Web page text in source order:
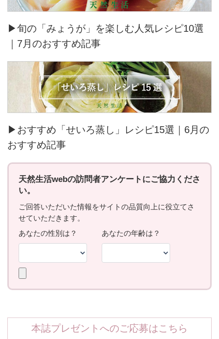
▶旬の「みょうが」を楽しむ人気レシピ10選
｜7月のおすすめ記事
▶おすすめ「せいろ蒸し」レシピ15選｜6月の
おすすめ記事
本誌プレゼントへのご応募はこちら